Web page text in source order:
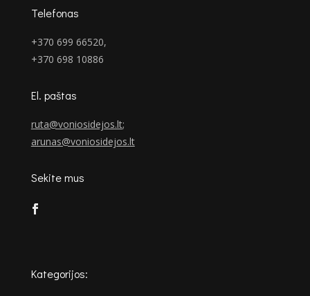
Telefonas
+370 699 66520,
+370 698 10886
El. paštas
ruta@voniosidejos.lt;
arunas@voniosidejos.lt
Sekite mus
Kategorijos: